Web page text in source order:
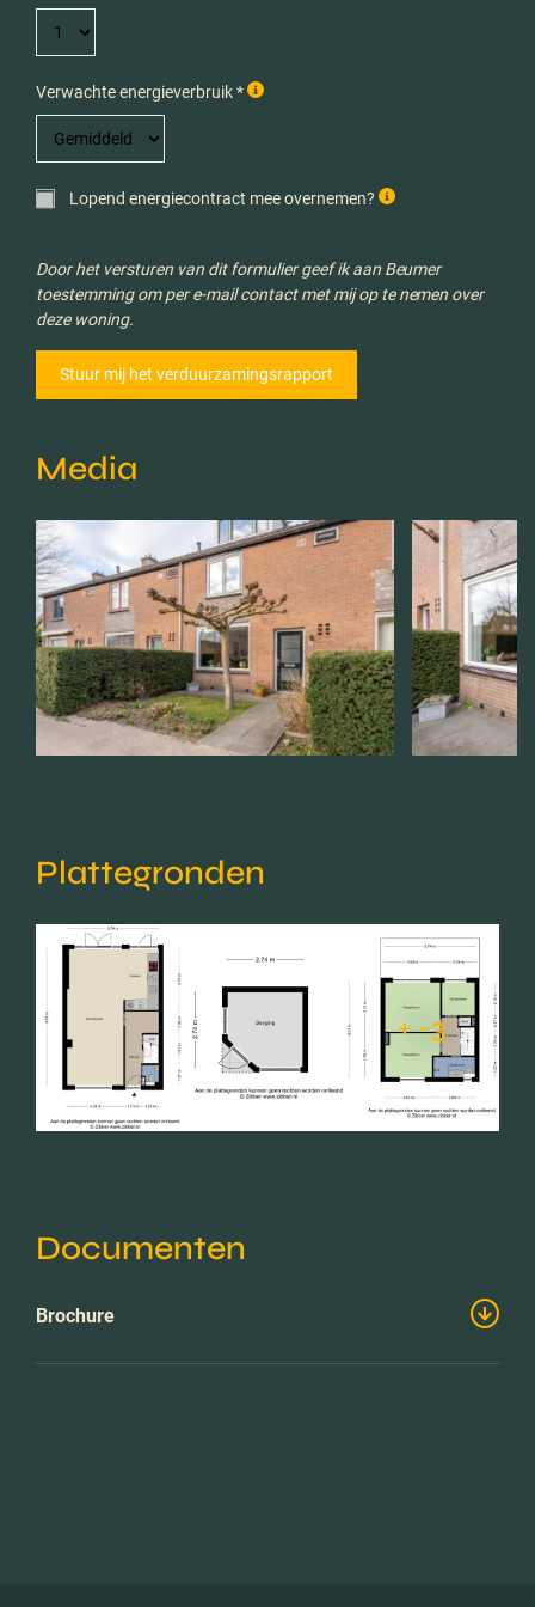
Verwachte energieverbruik *
Lopend energiecontract mee overnemen?
Door het versturen van dit formulier geef ik aan Beumer
toestemming om per e-mail contact met mij op te nemen over
deze woning.
Media
Plattegronden
+ -3
Documenten
Brochure